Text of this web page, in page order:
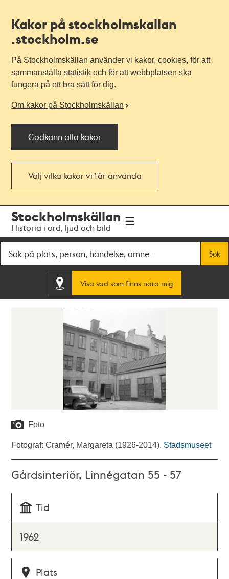
Kakor på stockholmskallan
.stockholm.se
På Stockholmskällan använder vi kakor, cookies, för att
sammanställa statistik och för att webbplatsen ska
fungera på ett bra sätt för dig.
Om kakor på Stockholmskällan
Godkänn alla kakor
Välj vilka kakor vi får använda
navigationen
huvudinnehållet
Stockholmskällan
Historia i ord, ljud och bild
Sök
Visa vad som finns nära mig
Foto
Fotograf: Cramér, Margareta (1926-2014). Stadsmuseet
Gårdsinteriör, Linnégatan 55 - 57
Tid
1962
Plats